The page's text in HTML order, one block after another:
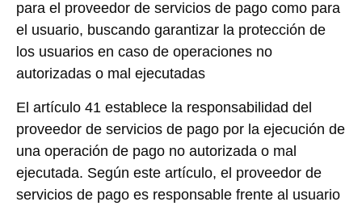
para el proveedor de servicios de pago como para
el usuario, buscando garantizar la protección de
los usuarios en caso de operaciones no
autorizadas o mal ejecutadas
El artículo 41 establece la responsabilidad del
proveedor de servicios de pago por la ejecución de
una operación de pago no autorizada o mal
ejecutada. Según este artículo, el proveedor de
servicios de pago es responsable frente al usuario